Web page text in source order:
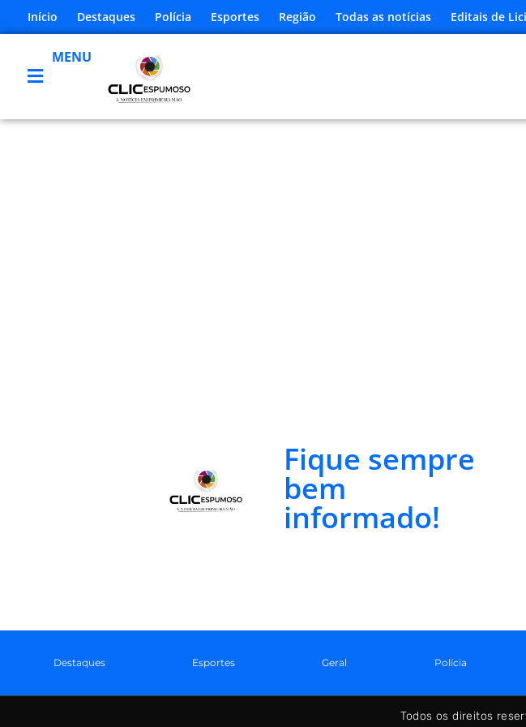
Início Destaques Polícia Esportes Região Todas as notícias Editais de
MENU
Fique sempre
bem
informado!
Destaques Esportes Geral Polícia
Todos os direitos